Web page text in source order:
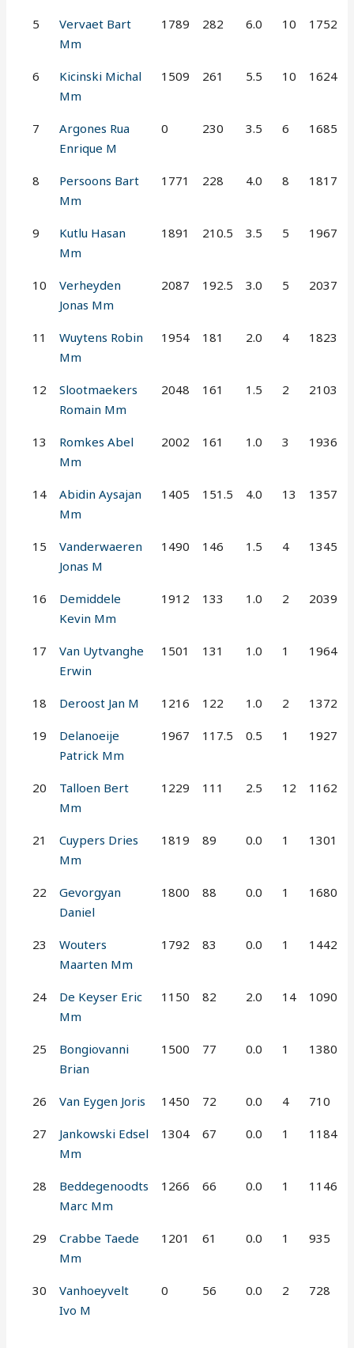
5
Vervaet Bart
Mm
1789 282 6.0 10 1752
6
Kicinski Michal
Mm
1509 261 5.5 10 1624
7
Argones Rua
Enrique M
0 230 3.5 6 1685
8
Persoons Bart
Mm
1771 228 4.0 8 1817
9
Kutlu Hasan
Mm
1891 210.5 3.5 5 1967
10
Verheyden
Jonas Mm
2087 192.5 3.0 5 2037
11
Wuytens Robin
Mm
1954 181 2.0 4 1823
12
Slootmaekers
Romain Mm
2048 161 1.5 2 2103
13
Romkes Abel
Mm
2002 161 1.0 3 1936
14
Abidin Aysajan
Mm
1405 151.5 4.0 13 1357
15
Vanderwaeren
Jonas M
1490 146 1.5 4 1345
16
Demiddele
Kevin Mm
1912 133 1.0 2 2039
17
Van Uytvanghe
Erwin
1501 131 1.0 1 1964
18 Deroost Jan M 1216 122 1.0 2 1372
19
Delanoeije
Patrick Mm
1967 117.5 0.5 1 1927
20
Talloen Bert
Mm
1229 111 2.5 12 1162
21
Cuypers Dries
Mm
1819 89 0.0 1 1301
22
Gevorgyan
Daniel
1800 88 0.0 1 1680
23
Wouters
Maarten Mm
1792 83 0.0 1 1442
24
De Keyser Eric
Mm
1150 82 2.0 14 1090
25
Bongiovanni
Brian
1500 77 0.0 1 1380
26 Van Eygen Joris 1450 72 0.0 4 710
27
Jankowski Edsel
Mm
1304 67 0.0 1 1184
28
Beddegenoodts
Marc Mm
1266 66 0.0 1 1146
29
Crabbe Taede
Mm
1201 61 0.0 1 935
30
Vanhoeyvelt
Ivo M
0 56 0.0 2 728